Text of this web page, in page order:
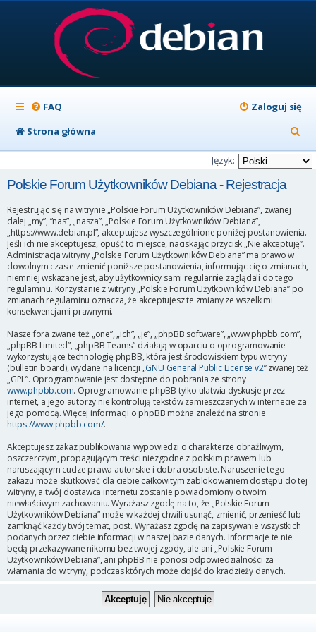
FAQ
Zaloguj się
Strona główna
z
u
j
Język:
Polskie Forum Użytkowników Debiana - Rejestracja
Rejestrując się na witrynie „Polskie Forum Użytkowników Debiana”, zwanej
dalej „my”, ”nas”, „nasza”, „Polskie Forum Użytkowników Debiana”,
„https://www.debian.pl”, akceptujesz wyszczególnione poniżej postanowienia.
Jeśli ich nie akceptujesz, opuść to miejsce, naciskając przycisk „Nie akceptuję”.
Administracja witryny „Polskie Forum Użytkowników Debiana” ma prawo w
dowolnym czasie zmienić poniższe postanowienia, informując cię o zmianach,
niemniej wskazane jest, aby użytkownicy sami regularnie zaglądali do tego
regulaminu. Korzystanie z witryny „Polskie Forum Użytkowników Debiana” po
zmianach regulaminu oznacza, że akceptujesz te zmiany ze wszelkimi
konsekwencjami prawnymi.
Nasze fora zwane też „one”, „ich”, „je”, „phpBB software”, „www.phpbb.com”,
„phpBB Limited”, „phpBB Teams” działają w oparciu o oprogramowanie
wykorzystujące technologię phpBB, która jest środowiskiem typu witryny
(bulletin board), wydane na licencji „GNU General Public License v2” zwanej też
„GPL”. Oprogramowanie jest dostępne do pobrania ze strony
www.phpbb.com. Oprogramowanie phpBB tylko ułatwia dyskusje przez
internet, a jego autorzy nie kontrolują tekstów zamieszczanych w internecie za
jego pomocą. Więcej informacji o phpBB można znaleźć na stronie
https://www.phpbb.com/.
Akceptujesz zakaz publikowania wypowiedzi o charakterze obraźliwym,
oszczerczym, propagującym treści niezgodne z polskim prawem lub
naruszającym cudze prawa autorskie i dobra osobiste. Naruszenie tego
zakazu może skutkować dla ciebie całkowitym zablokowaniem dostępu do tej
witryny, a twój dostawca internetu zostanie powiadomiony o twoim
niewłaściwym zachowaniu. Wyrażasz zgodę na to, że „Polskie Forum
Użytkowników Debiana” może w każdej chwili usunąć, zmienić, przenieść lub
zamknąć każdy twój temat, post. Wyrażasz zgodę na zapisywanie wszystkich
podanych przez ciebie informacji w naszej bazie danych. Informacje te nie
będą przekazywane nikomu bez twojej zgody, ale ani „Polskie Forum
Użytkowników Debiana”, ani phpBB nie ponosi odpowiedzialności za
włamania do witryny, podczas których może dojść do kradzieży danych.